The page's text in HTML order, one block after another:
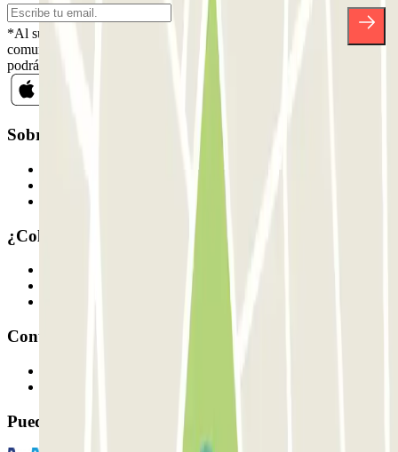
*Al suscribirte aceptas nuestra Política de Privacidad para recibir
comunicaciones comerciales de Parclick. Sin ningún compromiso,
podrás darte de baja cuando quieras en la misma newsletter.
Sobre Parclick
¿Colaboramos?
Contacto
Puedes utilizar estos métodos de pago: